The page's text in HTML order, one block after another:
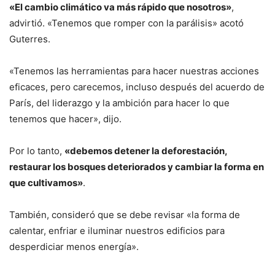
«El cambio climático va más rápido que nosotros»,
advirtió. «Tenemos que romper con la parálisis» acotó
Guterres.
«Tenemos las herramientas para hacer nuestras acciones
eficaces, pero carecemos, incluso después del acuerdo de
París, del liderazgo y la ambición para hacer lo que
tenemos que hacer», dijo.
Por lo tanto, «debemos detener la deforestación,
restaurar los bosques deteriorados y cambiar la forma en
que cultivamos».
También, consideró que se debe revisar «la forma de
calentar, enfriar e iluminar nuestros edificios para
desperdiciar menos energía».